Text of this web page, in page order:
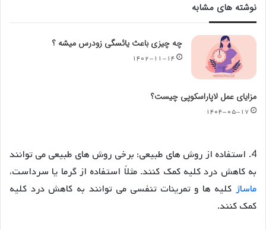
نوشته های مشابه
چه چیزی باعث یائسگی زودرس میشه ؟
۱۴۰۲-۱۱-۱۴
مزایای عمل لاپاراسکوپی چیست؟
۱۴۰۴-۰۵-۱۷
4. استفاده از روش های طبیعی: برخی روش های طبیعی می توانند
به کاهش درد کلیه کمک کنند. مثلاً استفاده از گرما یا سرداست،
ماساژ کلیه ها و تمرینات تنفسی می توانند به کاهش درد کلیه
کمک کنند.